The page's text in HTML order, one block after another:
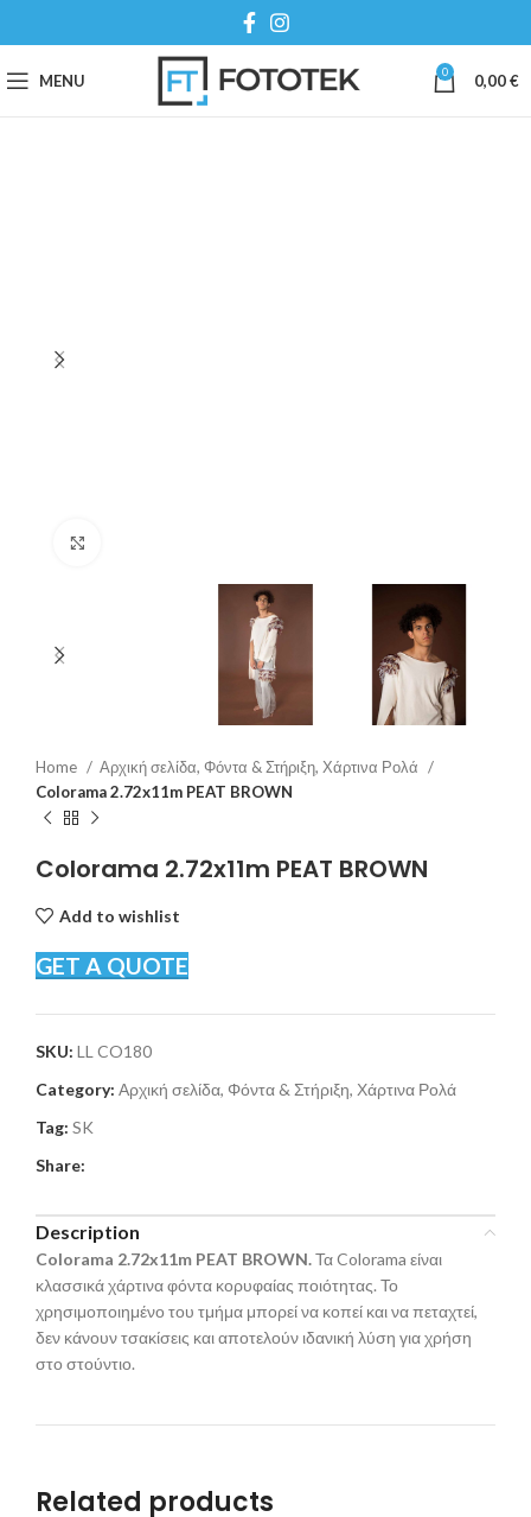
MENU 0 0,00€
Home
Αρχική σελίδα, Φόντα & Στήριξη, Χάρτινα Ρολά
Colorama 2.72x11m PEAT BROWN
Colorama 2.72x11m PEAT BROWN
Add to wishlist
GET A QUOTE
SKU: LL CO180
Category: Αρχική σελίδα, Φόντα & Στήριξη, Χάρτινα Ρολά
Tag: SK
Share:
Description
Colorama 2.72x11m PEAT BROWN.Τα Colorama είναι
κλασσικά χάρτινα φόντα κορυφαίας ποιότητας. Το
χρησιμοποιημένο του τμήμα μπορεί να κοπεί και να πεταχτεί,
δεν κάνουν τσακίσεις και αποτελούν ιδανική λύση για χρήση
στο στούντιο.
Related products